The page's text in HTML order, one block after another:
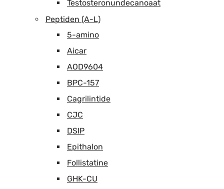
Testosteronundecanoaat
Peptiden (A-L)
5-amino
Aicar
AOD9604
BPC-157
Cagrilintide
CJC
DSIP
Epithalon
Follistatine
GHK-CU